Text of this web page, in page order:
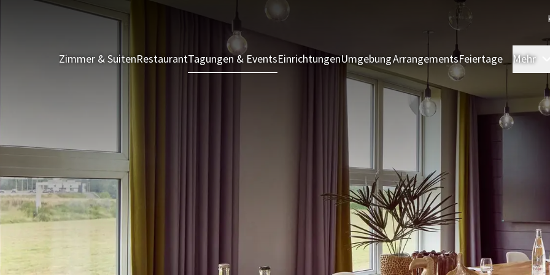
Zimmer & SuitenRestaurantTagungen & EventsEinrichtungenUmgebungArrangementsFeiertage Mehr